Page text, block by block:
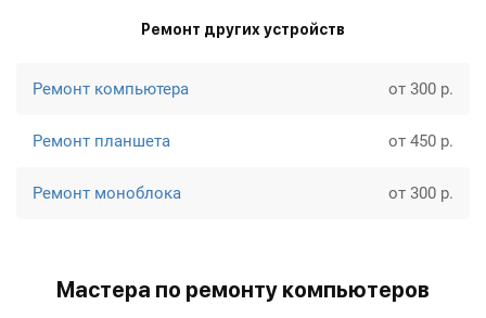
Ремонт других устройств
Ремонт компьютера от 300 р.
Ремонт планшета от 450 р.
Ремонт моноблока от 300 р.
Мастера по ремонту компьютеров